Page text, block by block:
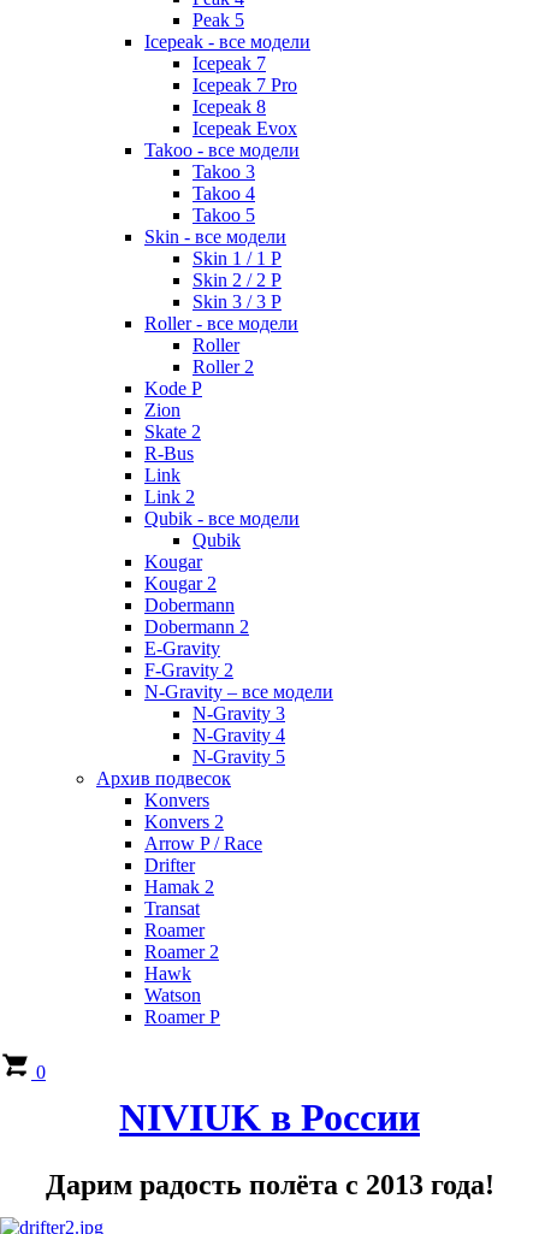
Peak 5
Icepeak - все модели
Icepeak 7
Icepeak 7 Pro
Icepeak 8
Icepeak Evox
Takoo - все модели
Takoo 3
Takoo 4
Takoo 5
Skin - все модели
Skin 1 / 1 P
Skin 2 / 2 P
Skin 3 / 3 P
Roller - все модели
Roller
Roller 2
Kode P
Zion
Skate 2
R-Bus
Link
Link 2
Qubik - все модели
Qubik
Kougar
Kougar 2
Dobermann
Dobermann 2
E-Gravity
F-Gravity 2
N-Gravity – все модели
N-Gravity 3
N-Gravity 4
N-Gravity 5
Архив подвесок
Konvers
Konvers 2
Arrow P / Race
Drifter
Hamak 2
Transat
Roamer
Roamer 2
Hawk
Watson
Roamer P
0
NIVIUK в России
Дарим радость полёта с 2013 года!